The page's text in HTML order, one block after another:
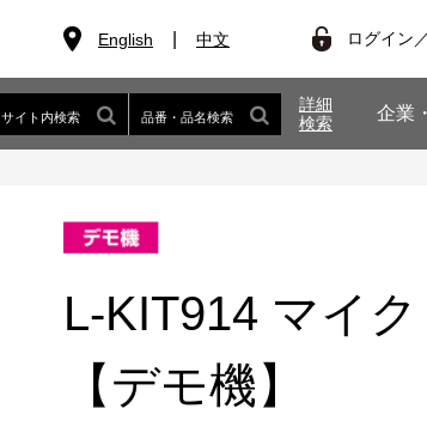
English 中文 ログイン
サイト内検索 品番・品名検索
詳細
検索
企業
L-KIT914 マイ
【デモ機】